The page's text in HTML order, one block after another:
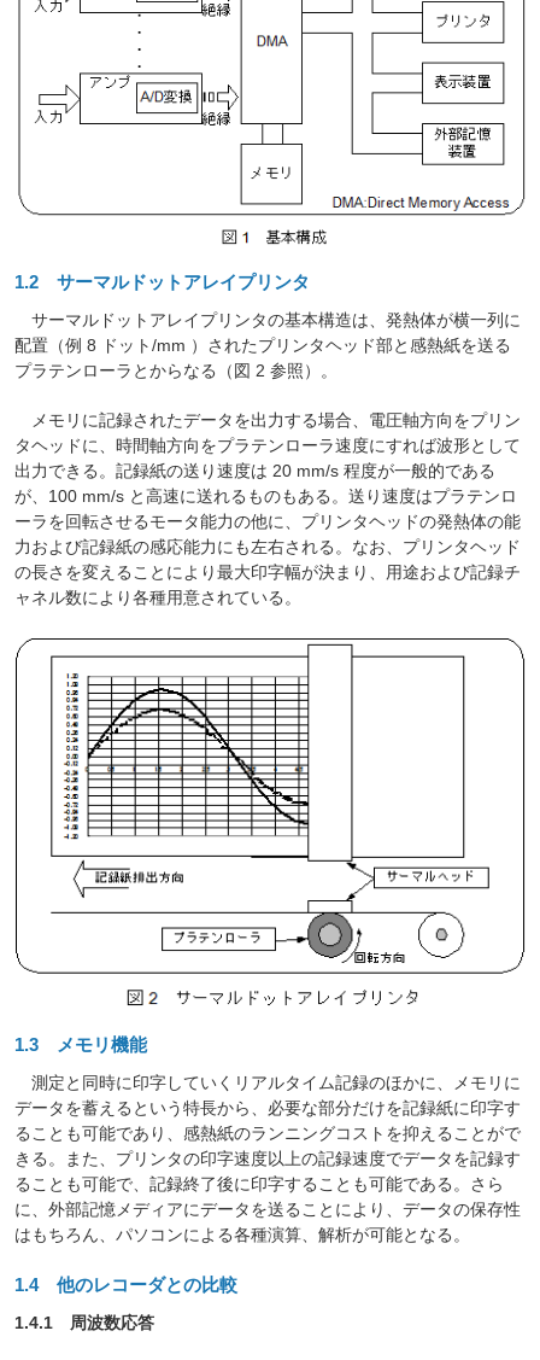
1.2 サーマルドットアレイプリンタ
サーマルドットアレイプリンタの基本構造は、発熱体が横一列に
配置（例 8 ドット/mm ）されたプリンタヘッド部と感熱紙を送る
プラテンローラとからなる（図 2 参照）。
メモリに記録されたデータを出力する場合、電圧軸方向をプリン
タヘッドに、時間軸方向をプラテンローラ速度にすれば波形として
出力できる。記録紙の送り速度は 20 mm/s 程度が一般的である
が、100 mm/s と高速に送れるものもある。送り速度はプラテンロ
ーラを回転させるモータ能力の他に、プリンタヘッドの発熱体の能
力および記録紙の感応能力にも左右される。なお、プリンタヘッド
の長さを変えることにより最大印字幅が決まり、用途および記録チ
ャネル数により各種用意されている。
1.3 メモリ機能
測定と同時に印字していくリアルタイム記録のほかに、メモリに
データを蓄えるという特長から、必要な部分だけを記録紙に印字す
ることも可能であり、感熱紙のランニングコストを抑えることがで
きる。また、プリンタの印字速度以上の記録速度でデータを記録す
ることも可能で、記録終了後に印字することも可能である。さら
に、外部記憶メディアにデータを送ることにより、データの保存性
はもちろん、パソコンによる各種演算、解析が可能となる。
1.4 他のレコーダとの比較
1.4.1 周波数応答